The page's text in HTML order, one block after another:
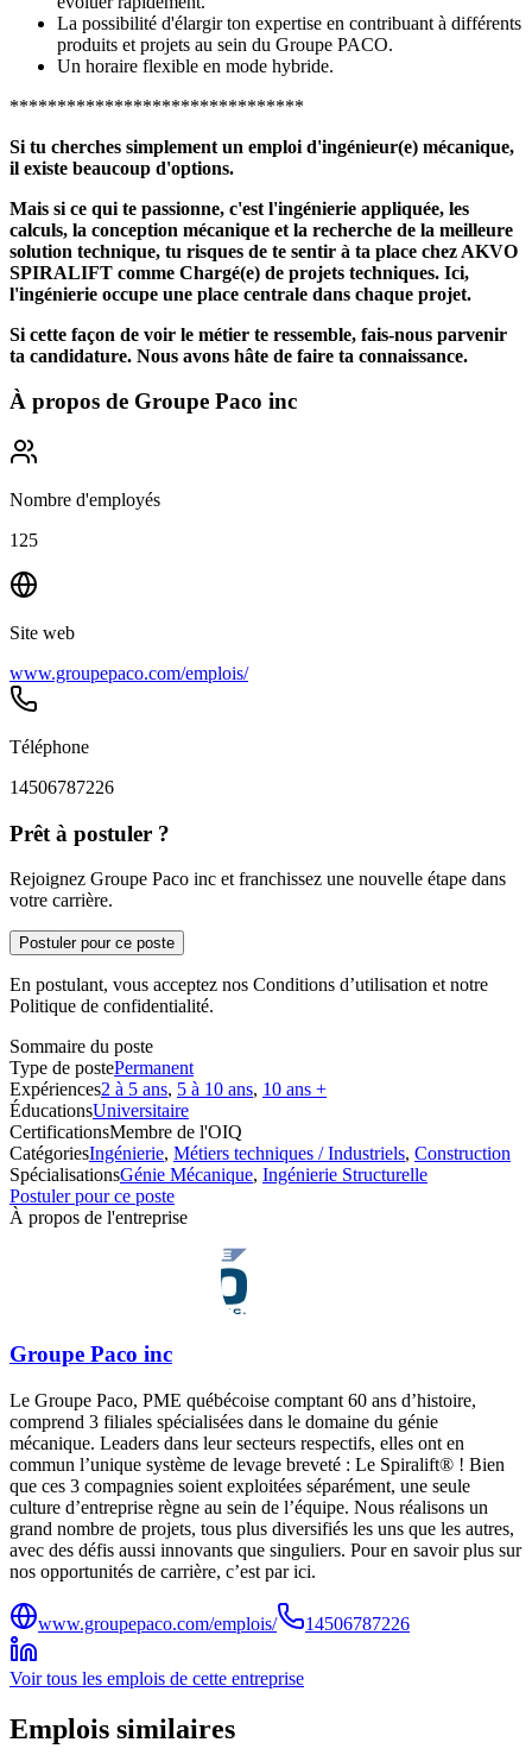
La possibilité d'élargir ton expertise en contribuant à différents
produits et projets au sein du Groupe PACO.
Un horaire flexible en mode hybride.
*******************************
Si tu cherches simplement un emploi d'ingénieur(e) mécanique,
il existe beaucoup d'options.
Mais si ce qui te passionne, c'est l'ingénierie appliquée, les
calculs, la conception mécanique et la recherche de la meilleure
solution technique, tu risques de te sentir à ta place chez AKVO
SPIRALIFT comme Chargé(e) de projets techniques. Ici,
l'ingénierie occupe une place centrale dans chaque projet.
Si cette façon de voir le métier te ressemble, fais-nous parvenir
ta candidature. Nous avons hâte de faire ta connaissance.
À propos de Groupe Paco inc
Nombre d'employés
125
Site web
www.groupepaco.com/emplois/
Téléphone
14506787226
Prêt à postuler ?
Rejoignez Groupe Paco inc et franchissez une nouvelle étape dans
votre carrière.
Postuler pour ce poste
En postulant, vous acceptez nos Conditions d’utilisation et notre
Politique de confidentialité.
Sommaire du poste
Type de postePermanent
Expériences2 à 5 ans, 5 à 10 ans, 10 ans +
ÉducationsUniversitaire
CertificationsMembre de l'OIQ
CatégoriesIngénierie, Métiers techniques / Industriels, Construction
SpécialisationsGénie Mécanique, Ingénierie Structurelle
Postuler pour ce poste
À propos de l'entreprise
Groupe Paco inc
Le Groupe Paco, PME québécoise comptant 60 ans d’histoire,
comprend 3 filiales spécialisées dans le domaine du génie
mécanique. Leaders dans leur secteurs respectifs, elles ont en
commun l’unique système de levage breveté : Le Spiralift® ! Bien
que ces 3 compagnies soient exploitées séparément, une seule
culture d’entreprise règne au sein de l’équipe. Nous réalisons un
grand nombre de projets, tous plus diversifiés les uns que les autres,
avec des défis aussi innovants que singuliers. Pour en savoir plus sur
nos opportunités de carrière, c’est par ici.
www.groupepaco.com/emplois/ 14506787226
Voir tous les emplois de cette entreprise
Emplois similaires